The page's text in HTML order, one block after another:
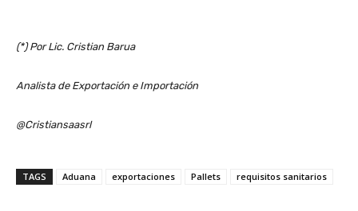
(*) Por Lic. Cristian Barua
Analista de Exportación e Importación
@Cristiansaasrl
TAGS Aduana exportaciones Pallets requisitos sanitarios